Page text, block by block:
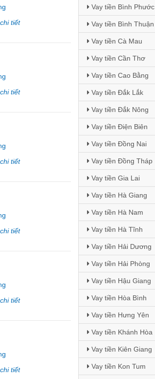
tiết
tiết
tiết
tiết
tiết
tiết
Vay tiền Bình Phước
Vay tiền Bình Thuận
Vay tiền Cà Mau
Vay tiền Cần Thơ
Vay tiền Cao Bằng
Vay tiền Đắk Lắk
Vay tiền Đắk Nông
Vay tiền Điện Biên
Vay tiền Đồng Nai
Vay tiền Đồng Tháp
Vay tiền Gia Lai
Vay tiền Hà Giang
Vay tiền Hà Nam
Vay tiền Hà Tĩnh
Vay tiền Hải Dương
Vay tiền Hải Phòng
Vay tiền Hậu Giang
Vay tiền Hòa Bình
Vay tiền Hưng Yên
Vay tiền Khánh Hòa
Vay tiền Kiên Giang
Vay tiền Kon Tum